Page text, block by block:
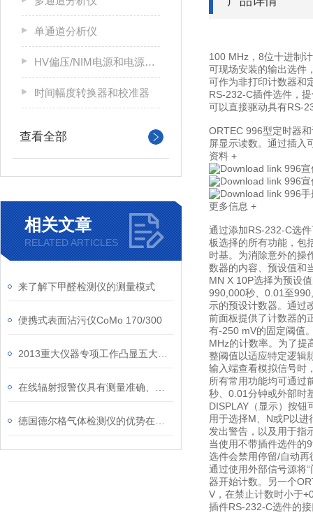
单通道分析仪
HV偏压/NIM电源和电源机箱
时间幅度转换器和校准器
查看全部
相关文章
RELATED ARTICLES
来了解下甲醛检测仪的测量模式
便携式表面沾污仪CoMo 170/300
100 MHz，8位十进制
可现场安装的输出选件
可作为非打印计数器和
RS-232-C插件选件，
可以直接驱动具有RS-
ORTEC 996型定时器
屏显示读数。通过插入
资料 +
996宣
996宣
996手
更多信息 +
通过添加RS-232-C选
板选择的所有功能，包
时基。为消除意外的操
数器的内容、预设值和
MN X 10P选择为预设
990,000秒、0.01至
示的预设计数器。通过
前面板提供了计数器的
有-250 mV的固定阈值
MHz的计数率。为了提
整阈值以适应特定逻辑
输入端查看模拟信号时
所有常用功能均可通过
秒、0.01分钟或外部时
DISPLAY（显示）按钮
用于选择M、N或P以
发出警告，以及用于指
当使用不带插件选件的
选件会禁用停留/自动再
通过使用外部信号源将
器开始计数。另一个
V，在禁止计数时小于
插件RS-232-C选件的